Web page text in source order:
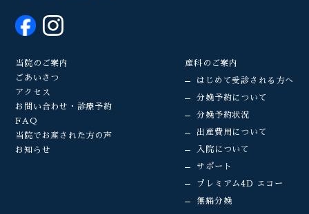
当院のご案内
ごあいさつ
アクセス
お問い合わせ・診療予約
FAQ
当院でお産された方の声
お知らせ
産科のご案内
はじめて受診される方へ
分娩予約について
分娩予約状況
出産費用について
入院について
サポート
プレミアム4D エコー
無痛分娩